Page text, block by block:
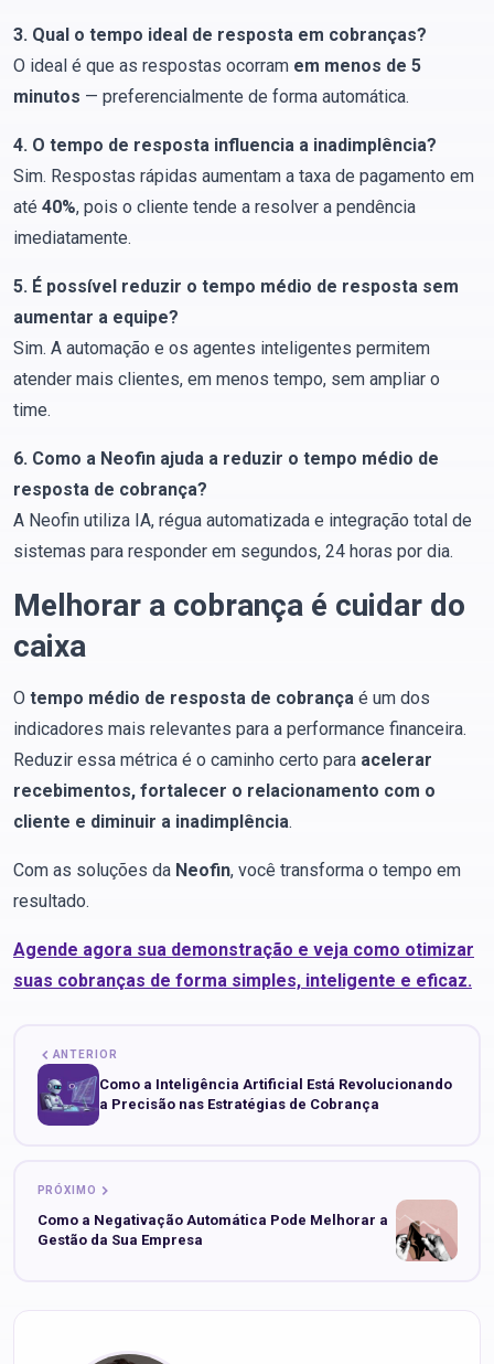
3. Qual o tempo ideal de resposta em cobranças?
O ideal é que as respostas ocorram em menos de 5
minutos — preferencialmente de forma automática.
4. O tempo de resposta influencia a inadimplência?
Sim. Respostas rápidas aumentam a taxa de pagamento em
até 40%, pois o cliente tende a resolver a pendência
imediatamente.
5. É possível reduzir o tempo médio de resposta sem
aumentar a equipe?
Sim. A automação e os agentes inteligentes permitem
atender mais clientes, em menos tempo, sem ampliar o
time.
6. Como a Neofin ajuda a reduzir o tempo médio de
resposta de cobrança?
A Neofin utiliza IA, régua automatizada e integração total de
sistemas para responder em segundos, 24 horas por dia.
Melhorar a cobrança é cuidar do
caixa
O tempo médio de resposta de cobrança é um dos
indicadores mais relevantes para a performance financeira.
Reduzir essa métrica é o caminho certo para acelerar
recebimentos, fortalecer o relacionamento com o
cliente e diminuir a inadimplência.
Com as soluções da Neofin, você transforma o tempo em
resultado.
Agende agora sua demonstração e veja como otimizar
suas cobranças de forma simples, inteligente e eficaz.
ANTERIOR
Como a Inteligência Artificial Está Revolucionando
a Precisão nas Estratégias de Cobrança
PRÓXIMO
Como a Negativação Automática Pode Melhorar a
Gestão da Sua Empresa